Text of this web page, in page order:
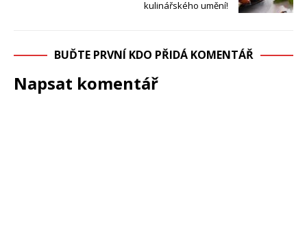
kulinářského umění!
BUĎTE PRVNÍ KDO PŘIDÁ KOMENTÁŘ
Napsat komentář